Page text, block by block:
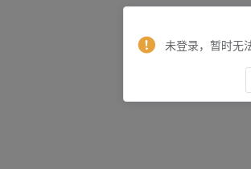
未登录，暂时无